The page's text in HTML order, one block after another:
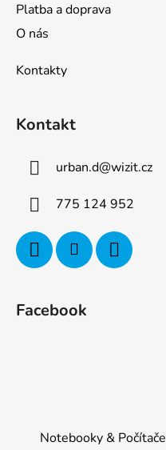
Platba a doprava
O nás
Kontakty
Kontakt
urban.d@wizit.cz
775 124 952
Facebook
Notebooky & Počítače